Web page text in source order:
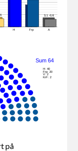
3,1 -0,6
H Frp A
Sum 64
H: 40
Frp: 20
V: 2
KrF: 2
på